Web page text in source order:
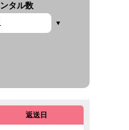
タル数
返送日